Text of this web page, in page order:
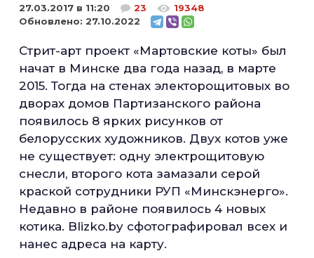
27.03.2017 в 11:20 23
19348
Обновлено: 27.10.2022
Стрит-арт проект «Мартовские коты» был
начат в Минске два года назад, в марте
2015. Тогда на стенах электорощитовых во
дворах домов Партизанского района
появилось 8 ярких рисунков от
белорусских художников. Двух котов уже
не существует: одну электрощитовую
снесли, второго кота замазали серой
краской сотрудники РУП «Минскэнерго».
Недавно в районе появилось 4 новых
котика. Blizko.by сфотографировал всех и
нанес адреса на карту.